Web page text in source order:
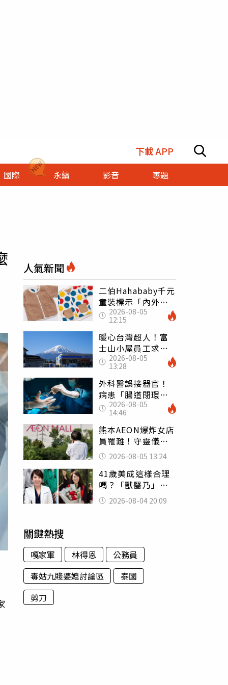
下載 APP
國際 永續 影音 專題
人氣新聞
二伯Hahababy千元
童裝標示「內外層
皆純棉」 SGS檢
測證明：內裡100%
聚酯纖維
2026-08-05
12:15
暖心台灣超人！富
士山小屋員工求助
「想活下去」 山
友狂背物資上山：
台灣真的是寶島
2026-08-05
13:28
外科醫誤接器官！
病患「腸道閉環」
無法排便險死 同
行看傻：糟糕至極
2026-08-05
14:46
熊本AEON爆炸女店
員罹難！守靈儀式
擺純白婚紗 「妻
已不在身邊」他淚
喊：無法想像
2026-08-05 13:24
41歲美成這樣合理
嗎？「獸醫乃」最
新近照曝光 網暴
動：歲月忘了她
2026-08-04 20:09
關鍵熱搜
嘎家軍 林得恩
公務員
毒姑九賤婆媳討論區
泰國
剪刀